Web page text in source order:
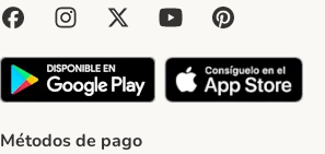
Métodos de pago